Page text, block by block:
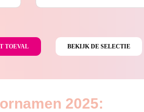
2025: